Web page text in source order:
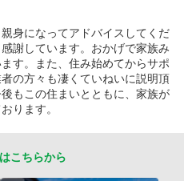
身になってアドバイスしてくだ
謝しています。おかげで家族み
す。また、住み始めてからサポ
の方々も凄くていねいに説明頂
もこの住まいとともに、家族が
ります。
こちらから